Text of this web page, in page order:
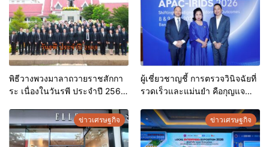
พิธีวางพวงมาลาถวายราชสักกา
ระ เนื่องในวันรพี ประจำปี 2569
เพื่อเชื่อมความสัมพันธ์อันดีของ
หน่วยงานในกระบวนการ
ยุติธรรม
ผู้เชี่ยวชาญชี้ การตรวจวินิจฉัยที่
รวดเร็วและแม่นยำ คือกุญแจ
ประเทศไทย
ข่าวเศรษฐกิจ ข่าวเศรษฐกิจ